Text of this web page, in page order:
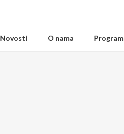
Novosti O nama Program